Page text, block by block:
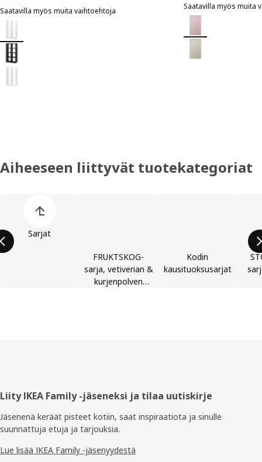
Saatavilla myös muita vaihtoehtoja
KALLAX
Vaihtoehto: KALLAX, Hylly, valkoinen, 77x147 cm
Vaihtoehto: KALLAX, Hylly, mustanruskea, 77x147 cm
Vaihtoehto: KALLAX, Hylly, korkeakiilto valkoinen, 77x147 cm
Saatavilla myös muita
BENGTA
Vaihtoehto:
Vaihtoehto:
Aiheeseen liittyvät tuotekategoriat
Sarjat
FRUKTSKOG-
sarja, vetiverian &
kurjenpolven
Kodin
kausituoksusarjat
Alatunniste
Liity IKEA Family -jäseneksi ja tilaa uutiskirje
Jäsenenä keräät pisteet kotiin, saat inspiraatiota ja sinulle
suunnattuja etuja ja tarjouksia.​
Lue lisää IKEA Family -jäsenyydestä